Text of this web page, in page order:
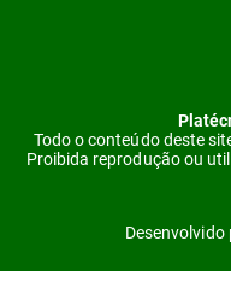
Todo o conteúdo deste
Proibida reprodução ou
Desenvolvido